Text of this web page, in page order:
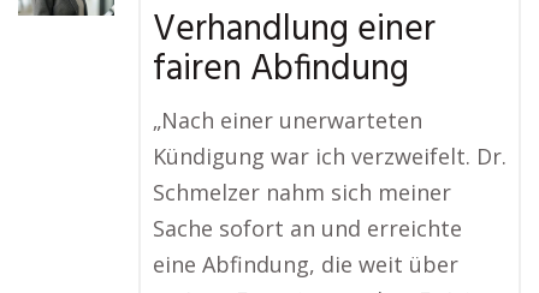
Verhandlung einer
fairen Abfindung
„Nach einer unerwarteten
Kündigung war ich verzweifelt. Dr.
Schmelzer nahm sich meiner
Sache sofort an und erreichte
eine Abfindung, die weit über